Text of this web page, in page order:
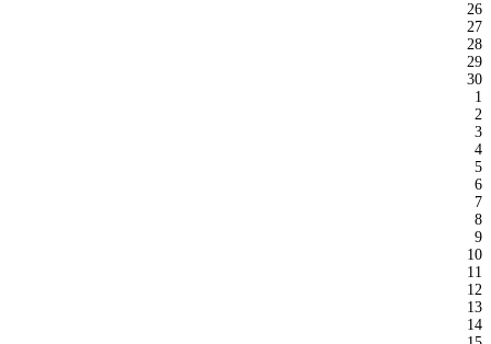
26
27
28
29
30
1
2
3
4
5
6
7
8
9
10
11
12
13
14